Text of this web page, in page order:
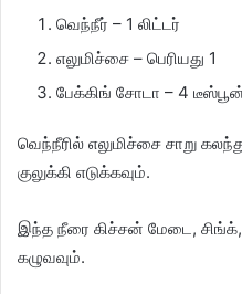
வெந்நீர் – 1 லிட்டர்
எலுமிச்சை – பெரியது 1
பேக்கிங் சோடா – 4
வெந்நீரில் எலுமிச்சை சாறு
குலுக்கி எடுக்கவும்.
இந்த நீரை கிச்சன் மேடை, சிங்க்,
கழுவவும்.